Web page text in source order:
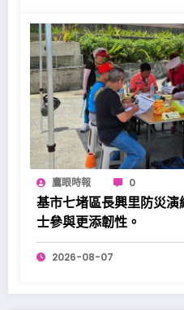
鷹眼時報 0
基市七堵區長興里防災
士參與更添韌性。
2026-08-07